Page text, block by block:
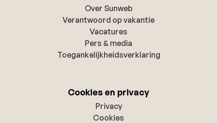
Over Sunweb
Verantwoord op vakantie
Vacatures
Pers & media
Toegankelijkheidsverklaring
Cookies en privacy
Privacy
Cookies